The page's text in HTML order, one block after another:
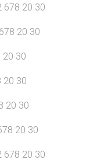
678 20 30
20 30
20 30
20 30
20 30
20 30
678 20 30